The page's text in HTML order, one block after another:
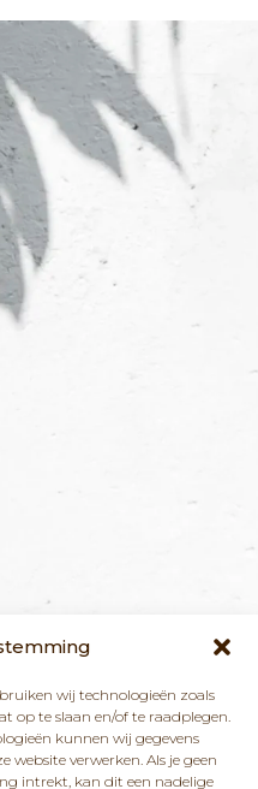
wij technologieën zoals
op te slaan en/of te raadplegen.
kunnen wij gegevens
website verwerken. Als je geen
intrekt, kan dit een nadelige
praktijk.